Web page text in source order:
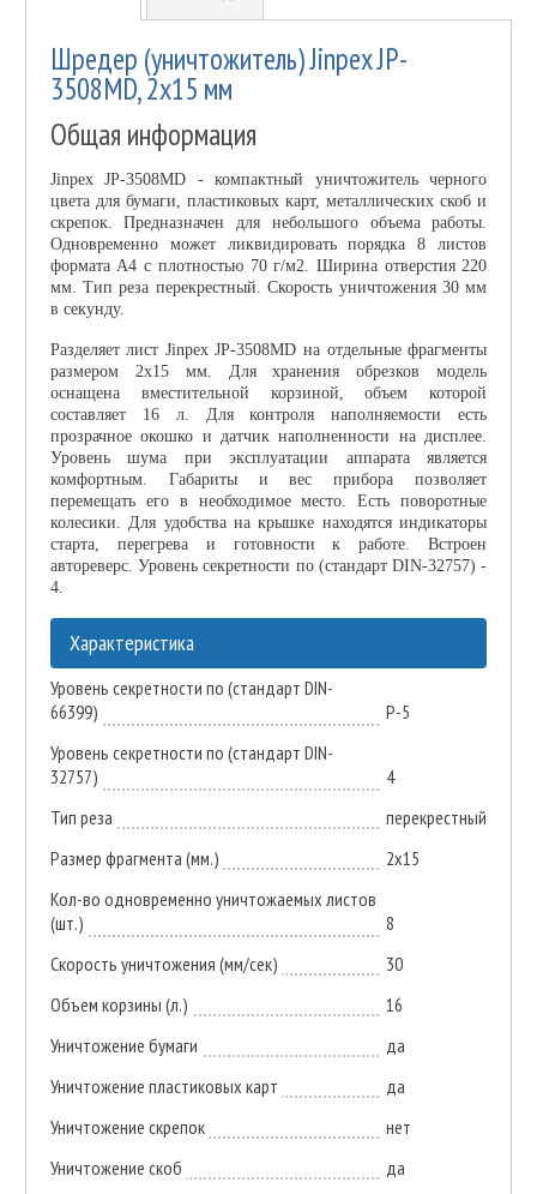
Шредер (уничтожитель) Jinpex JP-
3508MD, 2х15 мм
Общая информация
Jinpex JP-3508MD - компактный уничтожитель черного
цвета для бумаги, пластиковых карт, металлических скоб и
скрепок. Предназначен для небольшого объема работы.
Одновременно может ликвидировать порядка 8 листов
формата А4 с плотностью 70 г/м2. Ширина отверстия 220
мм. Тип реза перекрестный. Скорость уничтожения 30 мм
в секунду.
Разделяет лист Jinpex JP-3508MD на отдельные фрагменты
размером 2х15 мм. Для хранения обрезков модель
оснащена вместительной корзиной, объем которой
составляет 16 л. Для контроля наполняемости есть
прозрачное окошко и датчик наполненности на дисплее.
Уровень шума при эксплуатации аппарата является
комфортным. Габариты и вес прибора позволяет
перемещать его в необходимое место. Есть поворотные
колесики. Для удобства на крышке находятся индикаторы
старта, перегрева и готовности к работе. Встроен
автореверс. Уровень секретности по (стандарт DIN-32757) -
4.
Характеристика
Уровень секретности по (стандарт DIN-
66399)
P-5
Уровень секретности по (стандарт DIN-
32757)
4
Тип реза
перекрестный
Размер фрагмента (мм.)
2х15
Кол-во одновременно уничтожаемых листов
(шт.)
8
Скорость уничтожения (мм/сек)
30
Объем корзины (л.)
16
Уничтожение бумаги
да
Уничтожение пластиковых карт
да
Уничтожение скрепок
нет
Уничтожение скоб
да